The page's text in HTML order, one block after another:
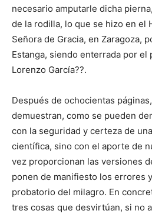
necesario amputarle dicha
de la rodilla, lo que se hizo en el
Señora de Gracia, en Zaragoza,
Estanga, siendo enterrada por el
Lorenzo García??.
Después de ochocientas
demuestran, como se pueden
con la seguridad y certeza de
científica, sino con el aporte de
vez proporcionan las versiones
ponen de manifiesto los errores
probatorio del milagro. En
tres cosas que desvirtúan, si no